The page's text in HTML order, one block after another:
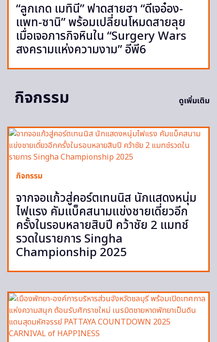
“ลูกเกด เมทินี” ฟาดสายฮา “ดีเจอ๋อง-
แพท-ซานิ” พร้อมเปลี่ยนโหมดสายลุย
เมื่อเจอภารกิจหินใน “Surgery Wars
สงครามแห่งความงาม” อีพี6
กิจกรรม ดูเพิ่มเติม
กิจกรรม
จากจอแก้วสู่คอร์ตเทนนิส นักแสดงหนุ่ม
ไฟแรง คัมแบ็คสนามแข่งชายเดี่ยวอีก
ครั้งในรอบหลายสิบปี คว้าชัย 2 แมทช์
รวดในรายการ Singha
Championship 2025